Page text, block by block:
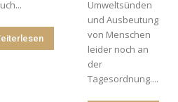
Umweltsünden
und Ausbeutung
von Menschen
leider noch an
der
Tagesordnung....